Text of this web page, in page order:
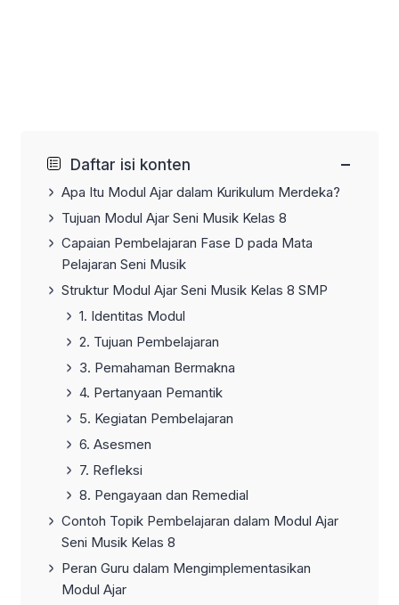
Daftar isi konten −
Apa Itu Modul Ajar dalam Kurikulum Merdeka?
Tujuan Modul Ajar Seni Musik Kelas 8
Capaian Pembelajaran Fase D pada Mata
Pelajaran Seni Musik
Struktur Modul Ajar Seni Musik Kelas 8 SMP
1. Identitas Modul
2. Tujuan Pembelajaran
3. Pemahaman Bermakna
4. Pertanyaan Pemantik
5. Kegiatan Pembelajaran
6. Asesmen
7. Refleksi
8. Pengayaan dan Remedial
Contoh Topik Pembelajaran dalam Modul Ajar
Seni Musik Kelas 8
Peran Guru dalam Mengimplementasikan
Modul Ajar